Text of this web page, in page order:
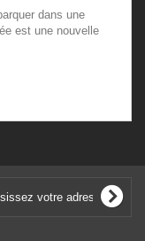
dans une
est une nouvelle